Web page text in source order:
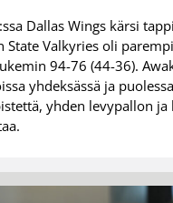
Dallas Wings kärsi
State Valkyries oli parempi
94-76 (44-36).
yhdeksässä ja
yhden levypallon ja